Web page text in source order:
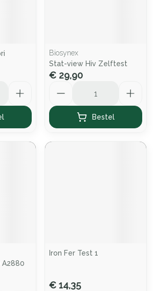
Biosynex
Stat-view Hiv Zelftest
€ 29,90
Bestel
A2880
Iron Fer Test 1
€ 14,35